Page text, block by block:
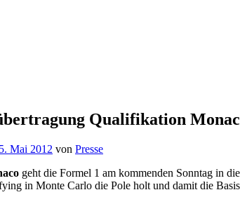
Qualifikation
Mai 2012 von Presse
geht die Formel 1 am kommenden Sonntag in
in Monte Carlo die Pole holt und damit die